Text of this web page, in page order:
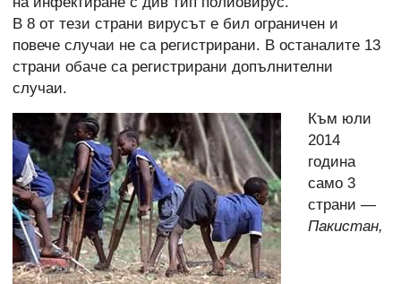
В 8 от тези страни вирусът е бил ограничен и
повече случаи не са регистрирани. В останалите 13
страни обаче са регистрирани допълнителни
случаи.
Към юли
2014
година
само 3
страни —
Пакистан,